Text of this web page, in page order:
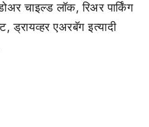
चाइल्ड लॉक, रिअर पार्किंग
ड्रायव्हर एअरबॅग इत्यादी